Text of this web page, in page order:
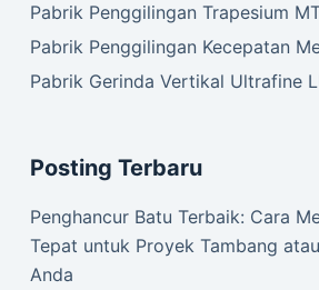
Pabrik Penggilingan Trapesium
Pabrik Penggilingan Kecepatan
Pabrik Gerinda Vertikal Ultrafine
Posting Terbaru
Penghancur Batu Terbaik: Cara
Tepat untuk Proyek Tambang
Anda